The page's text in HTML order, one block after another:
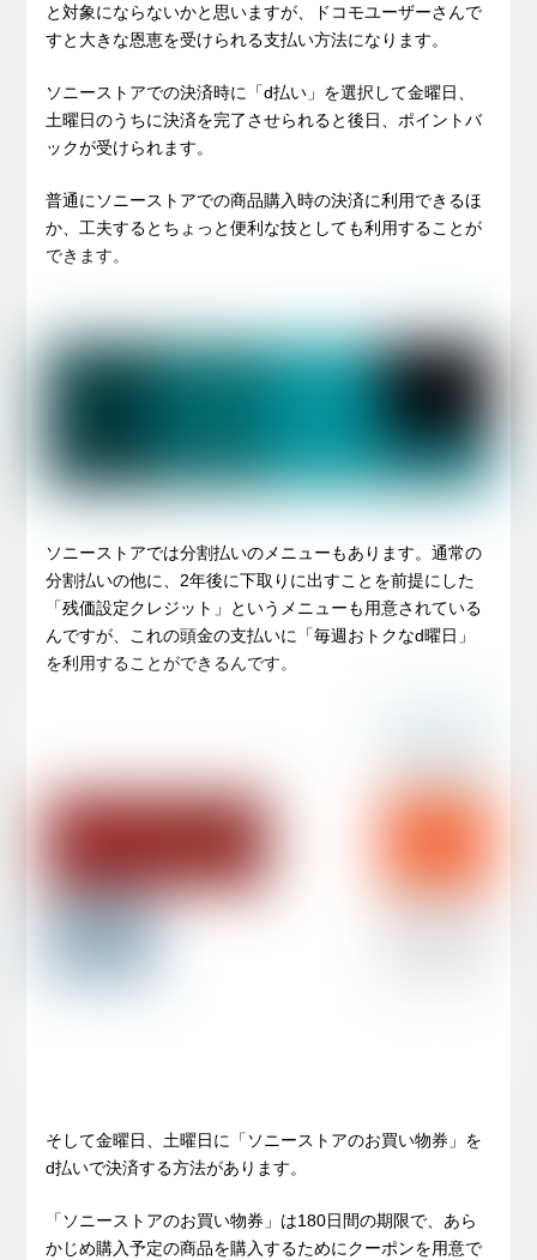
と対象にならないかと思いますが、ドコモユーザーさんで
すと大きな恩恵を受けられる支払い方法になります。
ソニーストアでの決済時に「d払い」を選択して金曜日、
土曜日のうちに決済を完了させられると後日、ポイントバ
ックが受けられます。
普通にソニーストアでの商品購入時の決済に利用できるほ
か、工夫するとちょっと便利な技としても利用することが
できます。
ソニーストアでは分割払いのメニューもあります。通常の
分割払いの他に、2年後に下取りに出すことを前提にした
「残価設定クレジット」というメニューも用意されている
んですが、これの頭金の支払いに「毎週おトクなd曜日」
を利用することができるんです。
そして金曜日、土曜日に「ソニーストアのお買い物券」を
d払いで決済する方法があります。
「ソニーストアのお買い物券」は180日間の期限で、あら
かじめ購入予定の商品を購入するためにクーポンを用意で